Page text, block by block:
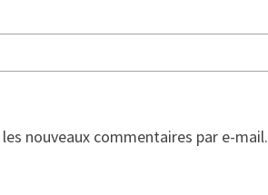
nouveaux commentaires par e-mail.